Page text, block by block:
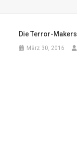
Die Terror-Makers
März 30, 2016